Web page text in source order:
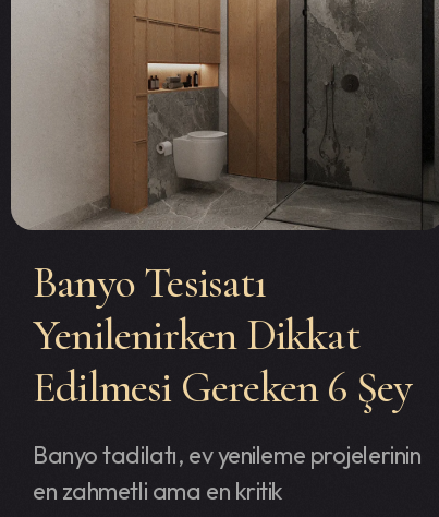
Banyo Tesisatı
Yenilenirken Dikkat
Edilmesi Gereken 6 Şey
Banyo tadilatı, ev yenileme projelerinin
en zahmetli ama en kritik